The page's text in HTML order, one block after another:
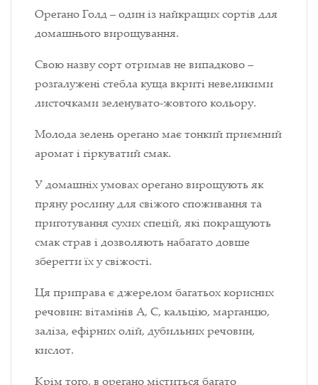
Орегано Голд – один із найкращих сортів для
домашнього вирощування.
Свою назву сорт отримав не випадково –
розгалужені стебла куща вкриті невеликими
листочками зеленувато-жовтого кольору.
Молода зелень орегано має тонкий приємний
аромат і гіркуватий смак.
У домашніх умовах орегано вирощують як
пряну рослину для свіжого споживання та
приготування сухих спецій, які покращують
смак страв і дозволяють набагато довше
зберегти їх у свіжості.
Ця приправа є джерелом багатьох корисних
речовин: вітамінів А, С, кальцію, марганцю,
заліза, ефірних олій, дубильних речовин,
кислот.
Крім того, в орегано міститься багато